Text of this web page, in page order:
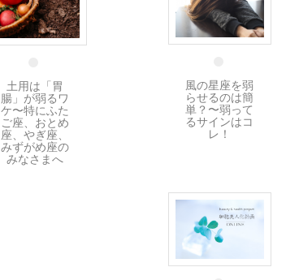
6 2月
風の星座を弱
らせるのは簡
単？〜弱って
るサインはコ
レ！
18 1月
土用は「胃
腸」が弱るワ
ケ〜特にふた
ご座、おとめ
座、やぎ座、
みずがめ座の
みなさまへ